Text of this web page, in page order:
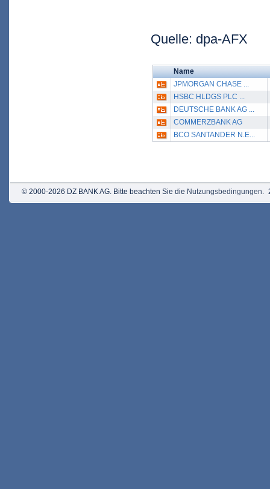
Quelle: dpa-AFX
Name
JPMORGAN CHASE ...
HSBC HLDGS PLC ...
DEUTSCHE BANK AG ...
COMMERZBANK AG
BCO SANTANDER N.E...
© 2000-2026 DZ BANK AG. Bitte beachten Sie die Nutzungsbedingungen.